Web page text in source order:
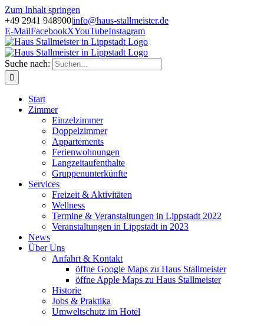
Zum Inhalt springen
+49 2941 948900|info@haus-stallmeister.de
E-MailFacebookXYouTubeInstagram
Suche nach:
Start
Zimmer
Einzelzimmer
Doppelzimmer
Appartements
Ferienwohnungen
Langzeitaufenthalte
Gruppenunterkünfte
Services
Freizeit & Aktivitäten
Wellness
Termine & Veranstaltungen in Lippstadt 2022
Veranstaltungen in Lippstadt in 2023
News
Über Uns
Anfahrt & Kontakt
öffne Google Maps zu Haus Stallmeister
öffne Apple Maps zu Haus Stallmeister
Historie
Jobs & Praktika
Umweltschutz im Hotel